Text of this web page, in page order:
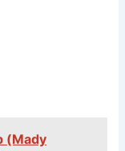
(Mady